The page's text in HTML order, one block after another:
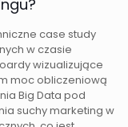
case study
w czasie
wizualizujące
moc obliczeniową
Big Data pod
suchy marketing w